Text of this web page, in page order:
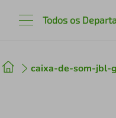
Todos os
caixa-de-som-